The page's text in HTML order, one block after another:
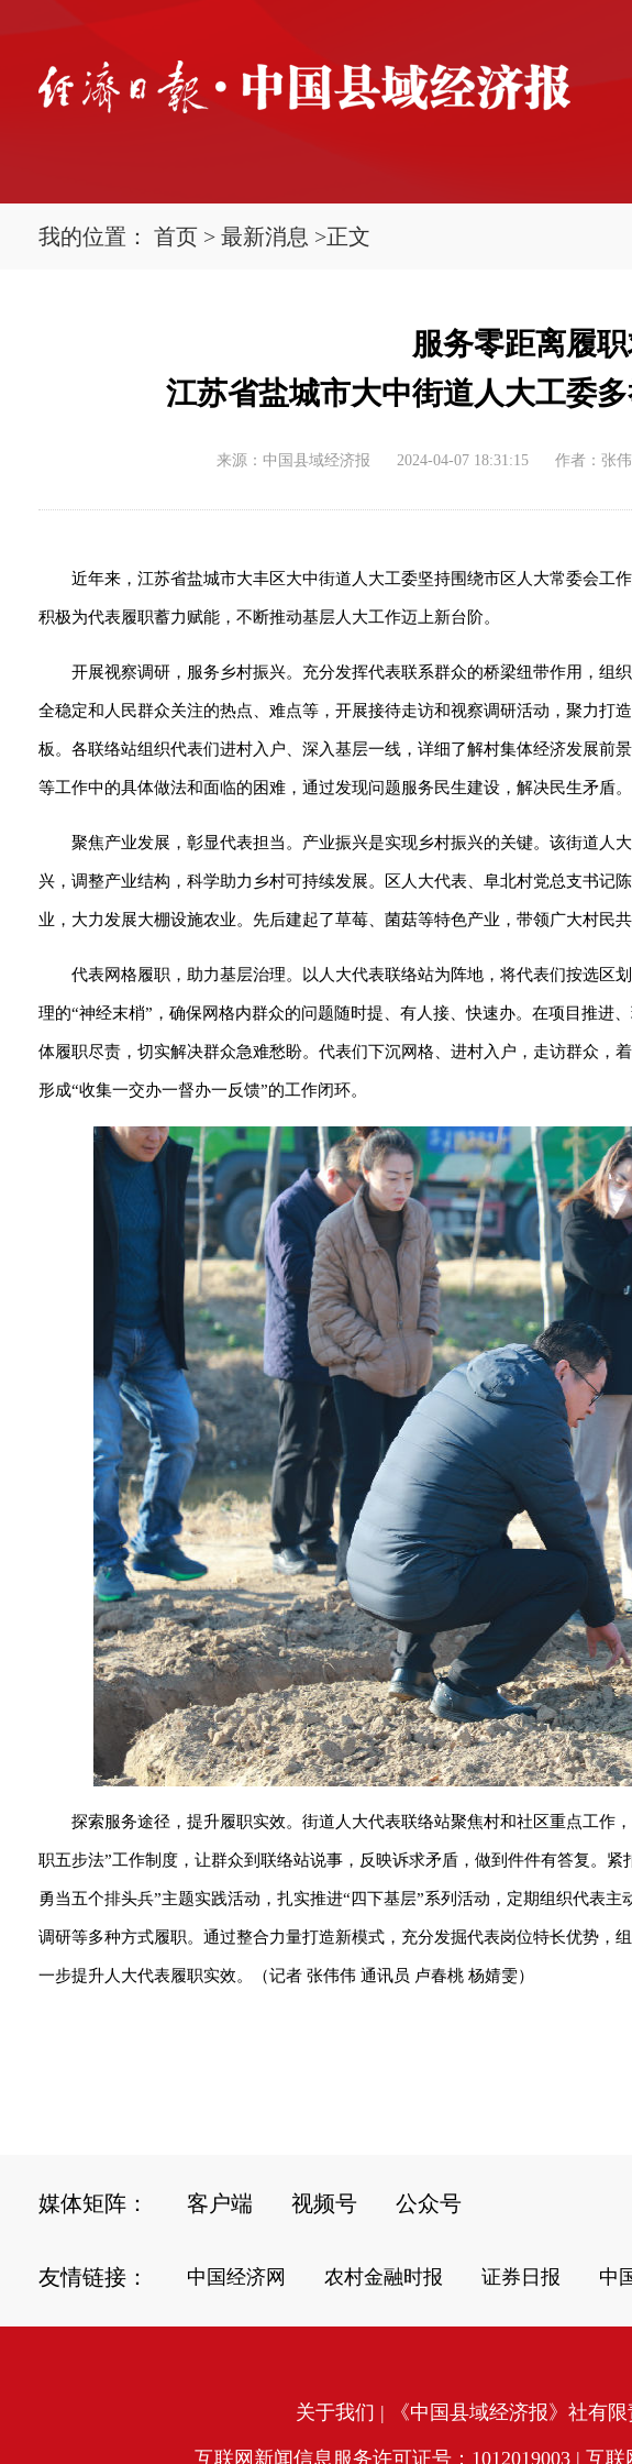
我的位置： 首页 > 最新消息 >正文
服务零距离履
江苏省盐城市大中街道人大工委
来源：中国县域经济报 2024-04-07 18:31:15 作者：张
近年来，江苏省盐城市大丰区大中街道人大工委坚持围绕市区人大常委会工
积极为代表履职蓄力赋能，不断推动基层人大工作迈上新台阶。
开展视察调研，服务乡村振兴。充分发挥代表联系群众的桥梁纽带作用，组
全稳定和人民群众关注的热点、难点等，开展接待走访和视察调研活动，聚力打
板。各联络站组织代表们进村入户、深入基层一线，详细了解村集体经济发展前
等工作中的具体做法和面临的困难，通过发现问题服务民生建设，解决民生矛盾。
聚焦产业发展，彰显代表担当。产业振兴是实现乡村振兴的关键。该街道人
兴，调整产业结构，科学助力乡村可持续发展。区人大代表、阜北村党总支书记
业，大力发展大棚设施农业。先后建起了草莓、菌菇等特色产业，带领广大村民
代表网格履职，助力基层治理。以人大代表联络站为阵地，将代表们按选区
理的“神经末梢”，确保网格内群众的问题随时提、有人接、快速办。在项目推进
体履职尽责，切实解决群众急难愁盼。代表们下沉网格、进村入户，走访群众，
形成“收集一交办一督办一反馈”的工作闭环。
探索服务途径，提升履职实效。街道人大代表联络站聚焦村和社区重点工作
职五步法”工作制度，让群众到联络站说事，反映诉求矛盾，做到件件有答复。
勇当五个排头兵”主题实践活动，扎实推进“四下基层”系列活动，定期组织代表
调研等多种方式履职。通过整合力量打造新模式，充分发掘代表岗位特长优势，
一步提升人大代表履职实效。（记者 张伟伟 通讯员 卢春桃 杨婧雯）
媒体矩阵： 客户端 视频号 公众号
友情链接： 中国经济网 农村金融时报 证券日报 中
关于我们 | 《中国县域经济报》社有限
互联网新闻信息服务许可证号：1012019003 | 互联